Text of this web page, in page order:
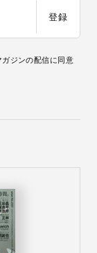
登録
ガジンの配信に同意